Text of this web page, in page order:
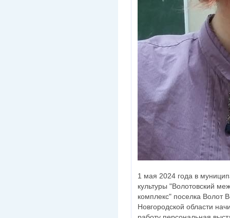
1 мая 2024 года в
культуры "Волотовский
комплекс" поселка Волот
Новгородской области